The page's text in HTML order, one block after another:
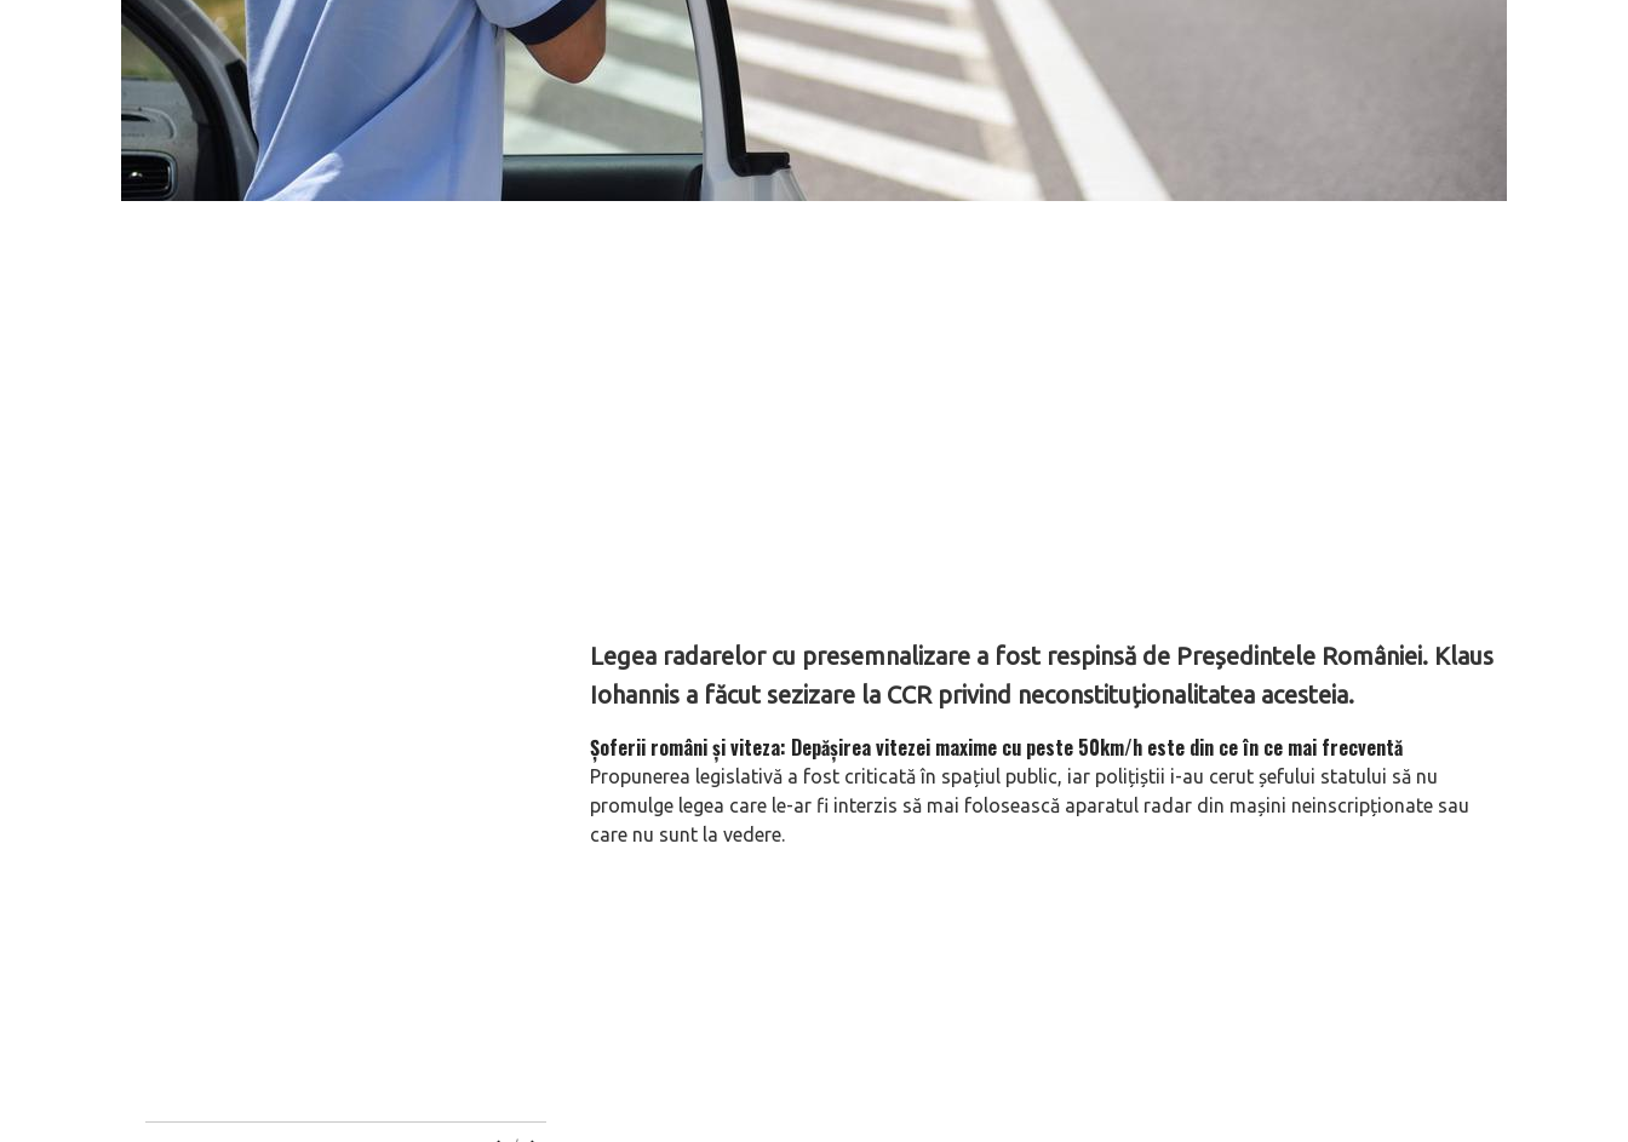
Legea radarelor cu presemnalizare a fost respinsă de Președintele României. Klaus
Iohannis a făcut sezizare la CCR privind neconstituționalitatea acesteia.
Șoferii români și viteza: Depășirea vitezei maxime cu peste 50km/h este din ce în ce mai frecventă
Propunerea legislativă a fost criticată în spațiul public, iar polițiștii i-au cerut șefului statului să nu
promulge legea care le-ar fi interzis să mai folosească aparatul radar din mașini neinscripționate sau
care nu sunt la vedere.